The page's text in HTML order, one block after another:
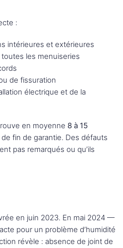
:
intérieures et extérieures
les menuiseries
de fissuration
électrique et de la
en moyenne 8 à 15
fin de garantie. Des défauts
pas remarqués ou qu’ils
en juin 2023. En mai 2024 —
pour un problème d’humidité
révèle : absence de joint de